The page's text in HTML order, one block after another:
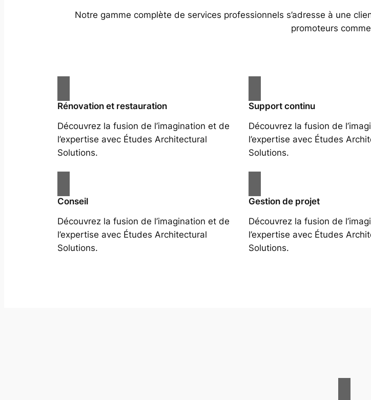
Notre gamme complète de services professionnels s’adresse à une
promoteurs
Rénovation et restauration
Découvrez la fusion de l’imagination et de
l’expertise avec Études Architectural
Solutions.
Support continu
Découvrez la fusion de
l’expertise avec Études
Solutions.
Conseil
Découvrez la fusion de l’imagination et de
l’expertise avec Études Architectural
Solutions.
Gestion de projet
Découvrez la fusion de
l’expertise avec Études
Solutions.